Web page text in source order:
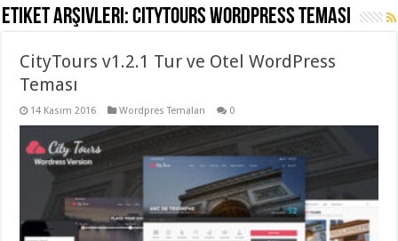
evden
eve
organizasyon,
gaziantep
evden
taşımacılık,
evden
taşımacılık,
gaziantep
evden
Etiket Arşivleri:citytours wordpress teması
CityTours v1.2.1 Tur ve Otel WordPress
Teması
14 Kasım 2016 Wordpres Temaları 0